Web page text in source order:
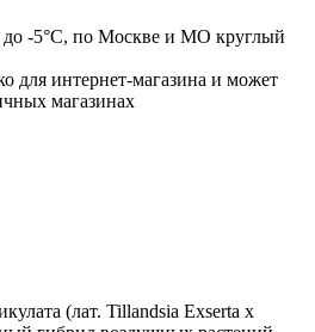
до -5°C, по Москве и МО круглый
для интернет-магазина и может
магазинах
(лат. Tillandsia Exserta x